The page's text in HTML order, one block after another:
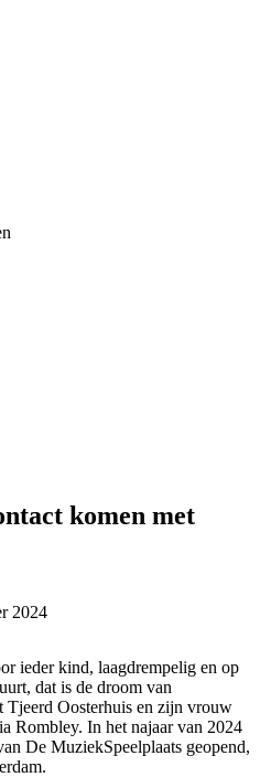
komen met
2024
ieder kind, laagdrempelig en op
dat is de droom van
Tjeerd Oosterhuis en zijn vrouw
Rombley. In het najaar van 2024
De MuziekSpeelplaats geopend,